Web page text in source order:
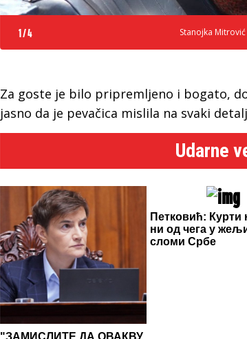
Stanojka Mitrović
1 /4
Za goste je bilo pripremljeno i bogato,
jasno da je pevačica mislila na svaki
Udarne
Петковић: Курти
ни од чега у
сломи Србе